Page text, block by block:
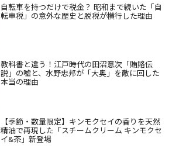
自転車を持つだけで税金？ 昭和まで続いた「自
転車税」の意外な歴史と脱税が横行した理由
教科書と違う！江戸時代の田沼意次「賄賂伝
説」の嘘と、水野忠邦が「大奥」を敵に回した
本当の理由
【季節・数量限定】キンモクセイの香りを天然
精油で再現した「スチームクリーム キンモクセ
イ&茶」新登場